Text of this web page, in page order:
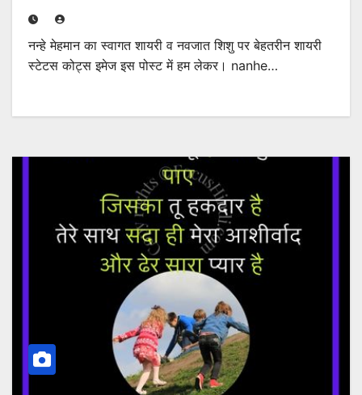
नन्हे मेहमान का स्वागत शायरी व नवजात शिशु पर बेहतरीन शायरी
स्टेटस कोट्स इमेज इस पोस्ट में हम लेकर। nanhe…